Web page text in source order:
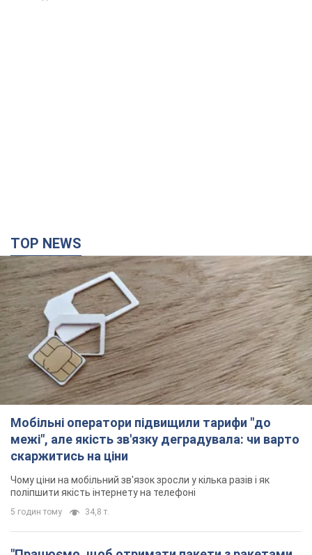
Мобільні оператори підвищили тарифи "до
межі", але якість зв'язку деградувала: чи варто
скаржитись на ціни
Чому ціни на мобільний зв'язок зросли у кілька разів і як
поліпшити якість інтернету на телефоні
5 годин тому 34,8 т.
"Працюємо, щоб отримати пакети з ракетами
для ППО": Зеленський заслухав доповідь
Драпатого і анонсував нові кроки
українській армії
В окупованій Ялті прогриміли потужні вибухи: